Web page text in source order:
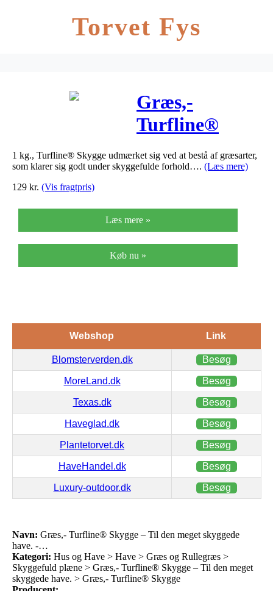
Torvet Fys
Græs,-
Turfline®
Skygge – Til
den meget
-…
1 kg., Turfline® Skygge udmærket sig ved at bestå af græsarter,
som klarer sig godt under skyggefulde forhold…. (Læs mere)
129 kr. (Vis fragtpris)
Læs mere »
Køb nu »
Webshop Link
Blomsterverden.dk Besøg
MoreLand.dk Besøg
Texas.dk Besøg
Haveglad.dk Besøg
Plantetorvet.dk Besøg
HaveHandel.dk Besøg
Luxury-outdoor.dk Besøg
Navn: Græs,- Turfline® Skygge – Til den meget skyggede
have. -…
Kategori: Hus og Have > Have > Græs og Rullegræs >
Skyggefuld plæne > Græs,- Turfline® Skygge – Til den meget
skyggede have. > Græs,- Turfline® Skygge